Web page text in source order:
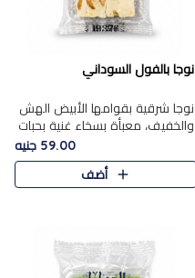
نوجا بالفول السوداني
نوجا شرقية بقوامها الأبيض الهش
والخفيف، معبأة بسخاء غنية بحبات
الفول السوداني المحمص التي
يقدم تضيف قرمشة مميزة مرضية
وتوازنًا رائعًا مع حلا..
59.00 جنيه
أضف